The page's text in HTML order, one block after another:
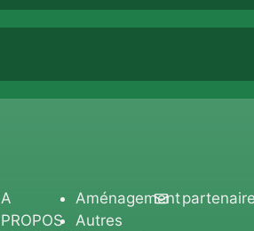
A
PROPOS
Aménagement
Autres